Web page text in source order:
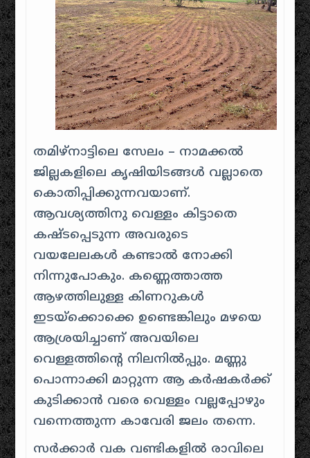
തമിഴ്നാട്ടിലെ സേലം – നാമക്കൽ
ജില്ലകളിലെ കൃഷിയിടങ്ങൾ വല്ലാതെ
കൊതിപ്പിക്കുന്നവയാണ്.
ആവശ്യത്തിനു വെള്ളം കിട്ടാതെ
കഷ്ടപ്പെടുന്ന അവരുടെ
വയലേലകൾ കണ്ടാൽ നോക്കി
നിന്നുപോകും. കണ്ണെത്താത്ത
ആഴത്തിലുള്ള കിണറുകൾ
ഇടയ്ക്കൊക്കെ ഉണ്ടെങ്കിലും മഴയെ
ആശ്രയിച്ചാണ് അവയിലെ
വെള്ളത്തിന്റെ നിലനിൽപ്പും. മണ്ണു
പൊന്നാക്കി മാറ്റുന്ന ആ കർഷകർക്ക്
കുടിക്കാൻ വരെ വെള്ളം വല്ലപ്പോഴും
വന്നെത്തുന്ന കാവേരി ജലം തന്നെ.
സർക്കാർ വക വണ്ടികളിൽ രാവിലെ